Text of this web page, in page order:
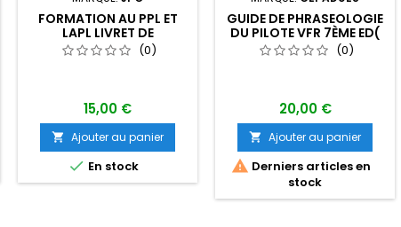
FORMATION AU PPL ET
LAPL LIVRET DE
PROGRESSION GOOD
PILOT
(0)
15,00 €
 Ajouter au panier
 En stock
GUIDE DE PHRASEOLOGIE
DU PILOTE VFR 7ÈME ED(
FRANÇAIS-ANGLAIS)
(0)
20,00 €
 Ajouter au panier
 Derniers articles en
stock